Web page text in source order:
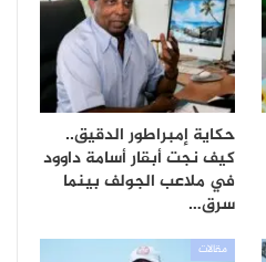
حكاية إمبراطور الدقيق..
كيف نجت أبقار أسامة داوود
في ملاعب الجولف بينما
سرق…
مقالات